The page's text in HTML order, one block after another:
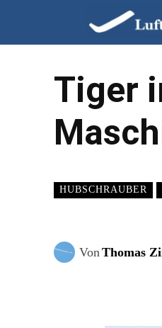
Tiger
HUBSCHRAUBER
VonThomas